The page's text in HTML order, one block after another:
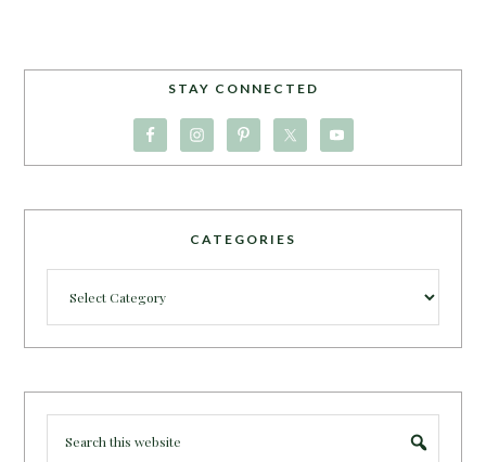
STAY CONNECTED
CATEGORIES